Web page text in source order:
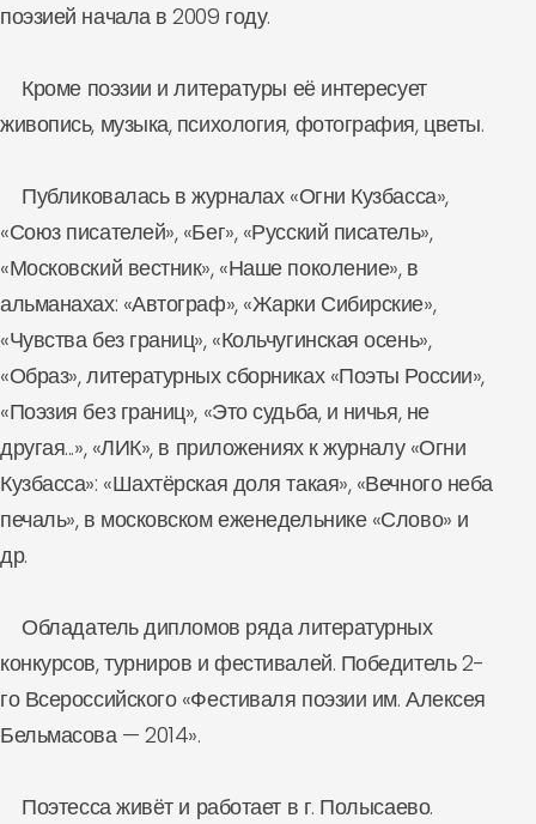
поэзией начала в 2009 году.
Кроме поэзии и литературы её интересует
живопись, музыка, психология, фотография, цветы.
Публиковалась в журналах «Огни Кузбасса»,
«Союз писателей», «Бег», «Русский писатель»,
«Московский вестник», «Наше поколение», в
альманахах: «Автограф», «Жарки Сибирские»,
«Чувства без границ», «Кольчугинская осень»,
«Образ», литературных сборниках «Поэты России»,
«Поэзия без границ», «Это судьба, и ничья, не
другая...», «ЛИК», в приложениях к журналу «Огни
Кузбасса»: «Шахтёрская доля такая», «Вечного неба
печаль», в московском еженедельнике «Слово» и
др.
Обладатель дипломов ряда литературных
конкурсов, турниров и фестивалей. Победитель 2-
го Всероссийского «Фестиваля поэзии им. Алексея
Бельмасова — 2014».
Поэтесса живёт и работает в г. Полысаево.